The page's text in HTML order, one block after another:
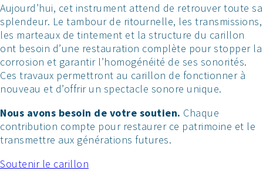
Aujourd’hui, cet instrument attend de retrouver toute sa
splendeur. Le tambour de ritournelle, les transmissions,
les marteaux de tintement et la structure du carillon
ont besoin d’une restauration complète pour stopper la
corrosion et garantir l’homogénéité de ses sonorités.
Ces travaux permettront au carillon de fonctionner à
nouveau et d’offrir un spectacle sonore unique.
Nous avons besoin de votre soutien. Chaque
contribution compte pour restaurer ce patrimoine et le
transmettre aux générations futures.
Soutenir le carillon